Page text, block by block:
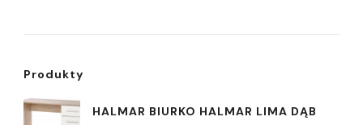
Produkty
HALMAR BIURKO HALMAR LIMA DĄB